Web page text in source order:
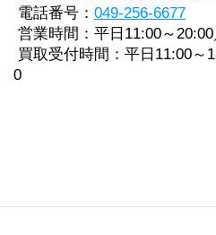
電話番号： 049-256-6677
営業時間：平日11:00～
0